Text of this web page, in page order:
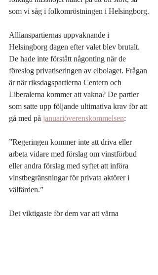
som vi såg i folkomröstningen i Helsingborg.
Allianspartiernas uppvaknande i
Helsingborg dagen efter valet blev brutalt.
De hade inte förstått någonting när de
föreslog privatiseringen av elbolaget. Frågan
är när riksdagspartierna Centern och
Liberalerna kommer att vakna? De partier
som satte upp följande ultimativa krav för att
gå med på januariöverenskommelsen:
”Regeringen kommer inte att driva eller
arbeta vidare med förslag om vinstförbud
eller andra förslag med syftet att införa
vinstbegränsningar för privata aktörer i
välfärden.”
Det viktigaste för dem var att värna